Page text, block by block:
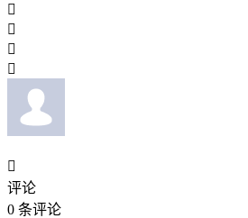





评论
0 条评论